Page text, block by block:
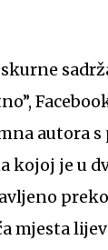
autora s
kojoj je u
mjesta